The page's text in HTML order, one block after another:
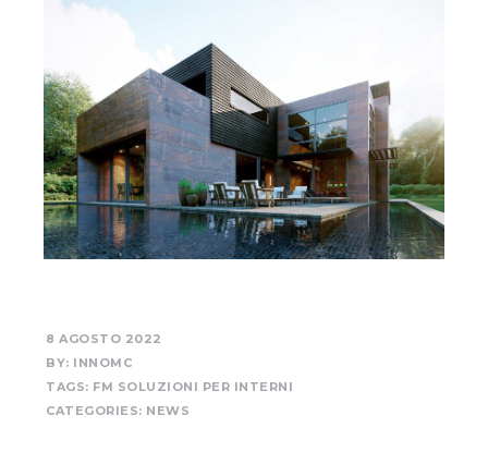
8 AGOSTO 2022
BY: INNOMC
TAGS: FM SOLUZIONI PER INTERNI
CATEGORIES: NEWS